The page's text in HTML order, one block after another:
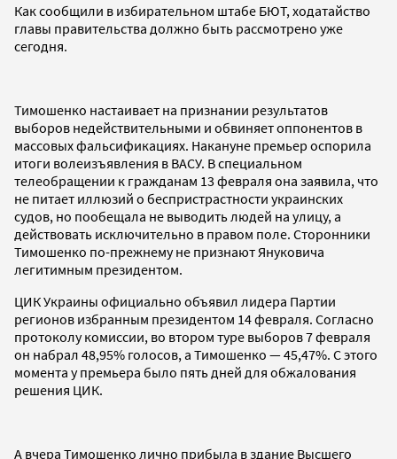
Как сообщили в избирательном штабе БЮТ, ходатайство
главы правительства должно быть рассмотрено уже
сегодня.
Тимошенко настаивает на признании результатов
выборов недействительными и обвиняет оппонентов в
массовых фальсификациях. Накануне премьер оспорила
итоги волеизъявления в ВАСУ. В специальном
телеобращении к гражданам 13 февраля она заявила, что
не питает иллюзий о беспристрастности украинских
судов, но пообещала не выводить людей на улицу, а
действовать исключительно в правом поле. Сторонники
Тимошенко по-прежнему не признают Януковича
легитимным президентом.
ЦИК Украины официально объявил лидера Партии
регионов избранным президентом 14 февраля. Согласно
протоколу комиссии, во втором туре выборов 7 февраля
он набрал 48,95% голосов, а Тимошенко — 45,47%. С этого
момента у премьера было пять дней для обжалования
решения ЦИК.
А вчера Тимошенко лично прибыла в здание Высшего